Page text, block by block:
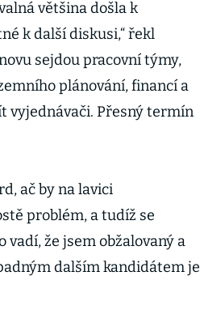
většina došla k
k další diskusi,“ řekl
sejdou pracovní týmy,
plánování, financí a
vyjednávači. Přesný termín
ač by na lavici
problém, a tudíž se
že jsem obžalovaný a
dalším kandidátem je